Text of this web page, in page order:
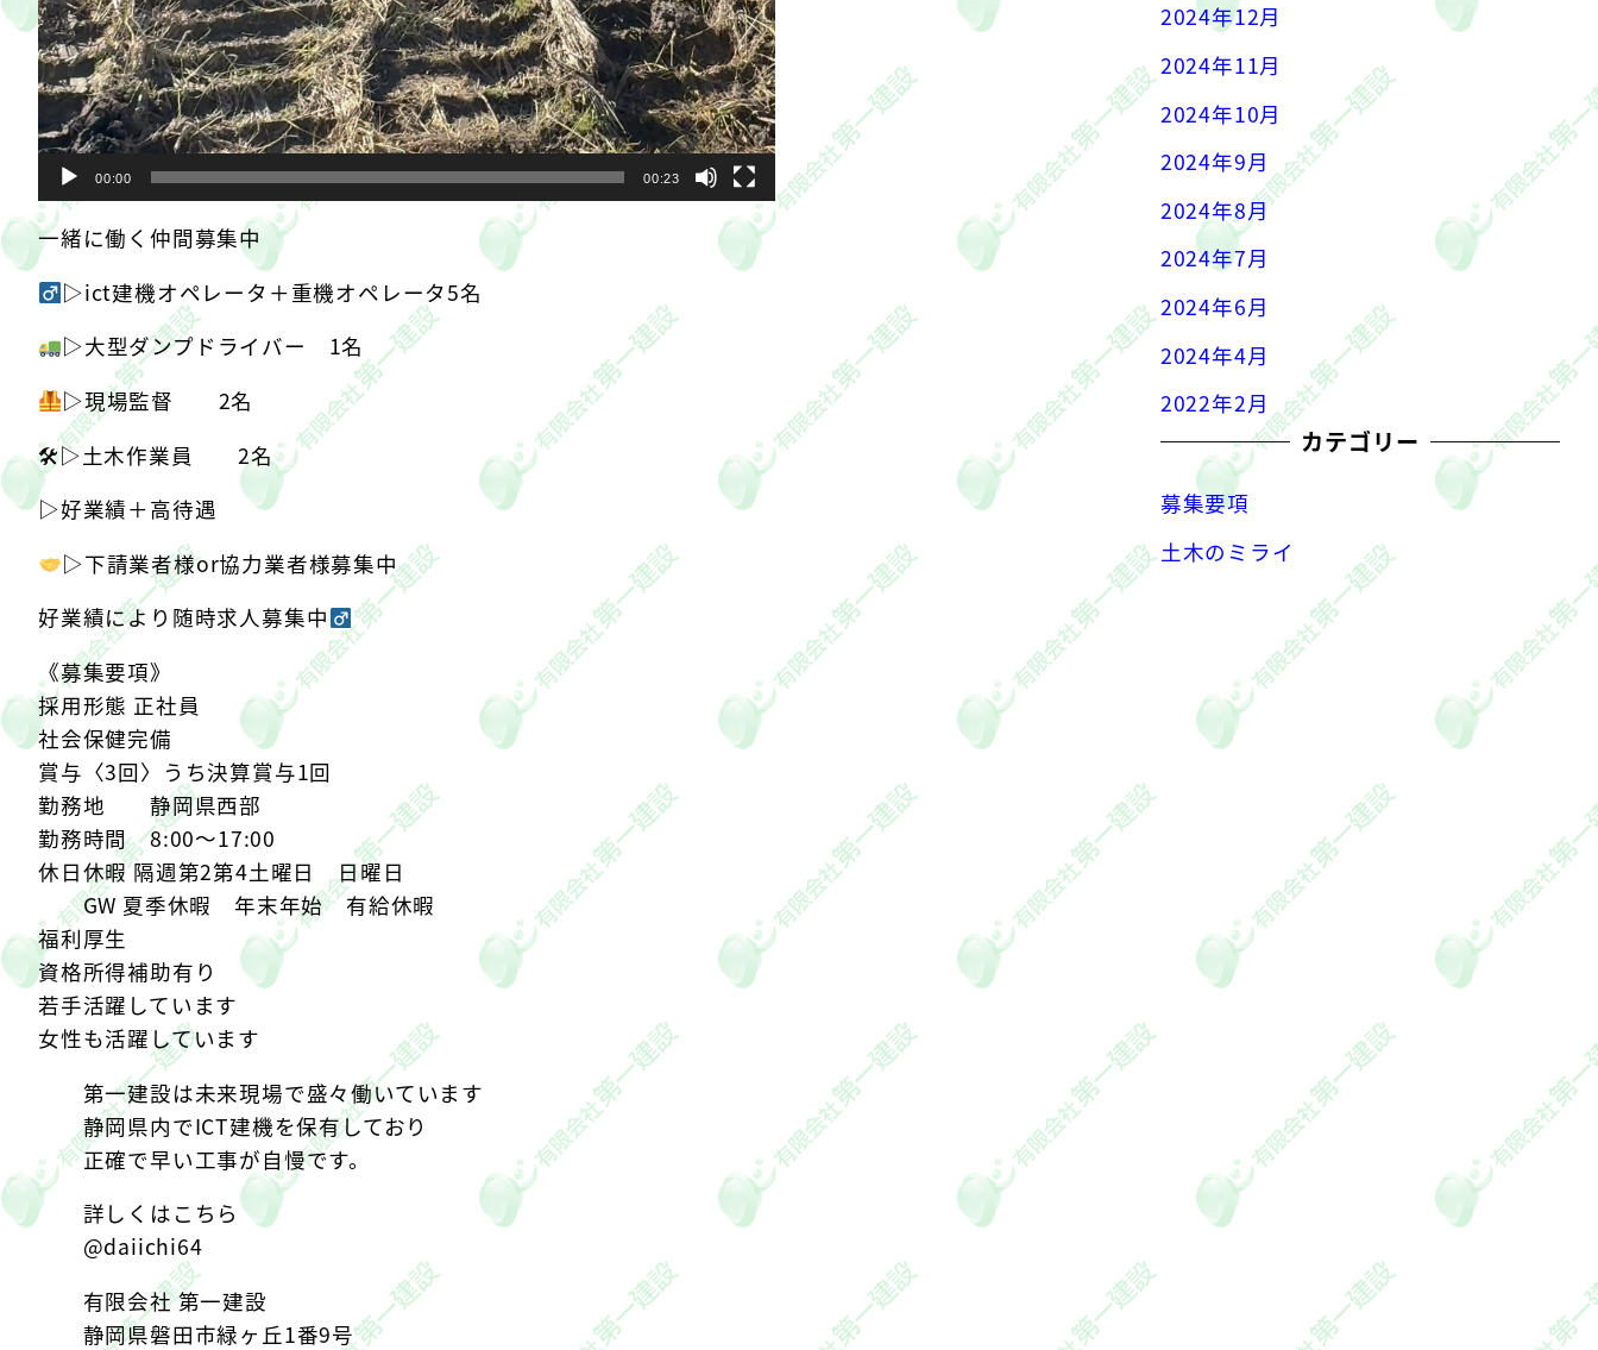
00:00 00:23
一緒に働く仲間募集中
▷︎ict建機オペレータ＋重機オペレータ5名
▷︎大型ダンプドライバー 1名
▷︎現場監督 2名
🛠▷︎土木作業員 2名
▷︎好業績＋高待遇︎
▷︎下請業者様or協力業者様募集中︎
️好業績により随時求人募集中‍
《募集要項》
採用形態 正社員
社会保健完備
賞与〈3回〉うち決算賞与1回
勤務地 静岡県西部
勤務時間 8:00〜17:00
休日休暇 隔週第2第4土曜日 日曜日
GW 夏季休暇 年末年始 有給休暇
福利厚生
資格所得補助有り
︎若手活躍しています
︎女性も活躍しています
第一建設は未来現場で盛々働いています
静岡県内でICT建機を保有しており
正確で早い工事が自慢です。
詳しくはこちら
@daiichi64
有限会社 第一建設
静岡県磐田市緑ヶ丘1番9号
2024年12月
2024年11月
2024年10月
2024年9月
2024年8月
2024年7月
2024年6月
2024年4月
2022年2月
カテゴリー
募集要項
土木のミライ